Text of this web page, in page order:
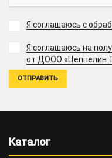
Я соглашаюсь с
Я соглашаюсь на
от ДООО «Цеппелин
Каталог